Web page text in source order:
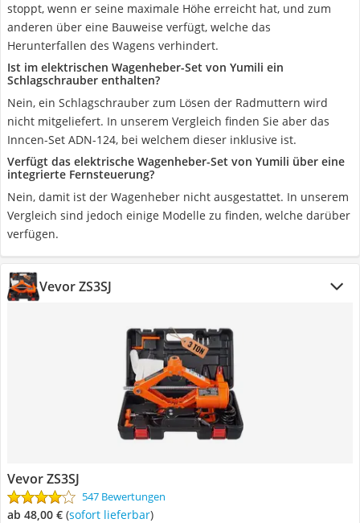
stoppt, wenn er seine maximale Höhe erreicht hat, und zum
anderen über eine Bauweise verfügt, welche das
Herunterfallen des Wagens verhindert.
Ist im elektrischen Wagenheber-Set von Yumili ein
Schlagschrauber enthalten?
Nein, ein Schlagschrauber zum Lösen der Radmuttern wird
nicht mitgeliefert. In unserem Vergleich finden Sie aber das
Inncen-Set ADN-124, bei welchem dieser inklusive ist.
Verfügt das elektrische Wagenheber-Set von Yumili über eine
integrierte Fernsteuerung?
Nein, damit ist der Wagenheber nicht ausgestattet. In unserem
Vergleich sind jedoch einige Modelle zu finden, welche darüber
verfügen.
Vevor ZS3SJ
Vevor ZS3SJ
547 Bewertungen
ab 48,00 € ( Sofort lieferbar)